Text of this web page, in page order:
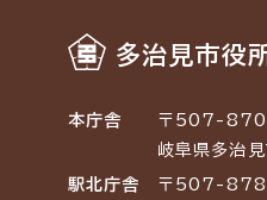
多治見市役
本庁舎
〒507-
岐阜県多治
駅北庁舎
〒507-